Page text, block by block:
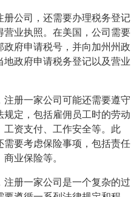
册公司，还需要办理税务登记
营业执照。在美国，公司需要
政府申请税号，并向加州州政
地政府申请税务登记以及营业
注册一家公司可能还需要遵守
规定，包括雇佣员工时的劳动
工资支付、工作安全等。此
需要考虑保险事项，包括责任
业保险等。
注册一家公司是一个复杂的过